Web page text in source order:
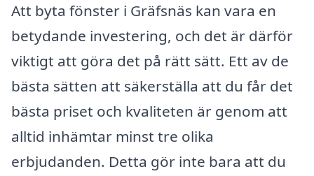
Att byta fönster i Gräfsnäs kan vara en
betydande investering, och det är därför
viktigt att göra det på rätt sätt. Ett av de
bästa sätten att säkerställa att du får det
bästa priset och kvaliteten är genom att
alltid inhämtar minst tre olika
erbjudanden. Detta gör inte bara att du